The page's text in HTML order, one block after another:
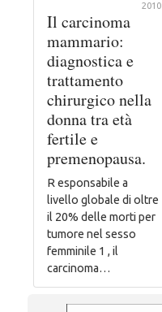
2010
Il carcinoma
mammario:
diagnostica e
trattamento
chirurgico nella
donna tra età
fertile e
premenopausa.
R esponsabile a
livello globale di oltre
il 20% delle morti per
tumore nel sesso
femminile 1 , il
carcinoma…